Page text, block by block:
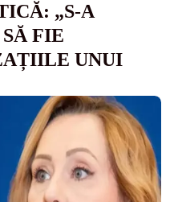
„S-A
FIE
UNUI